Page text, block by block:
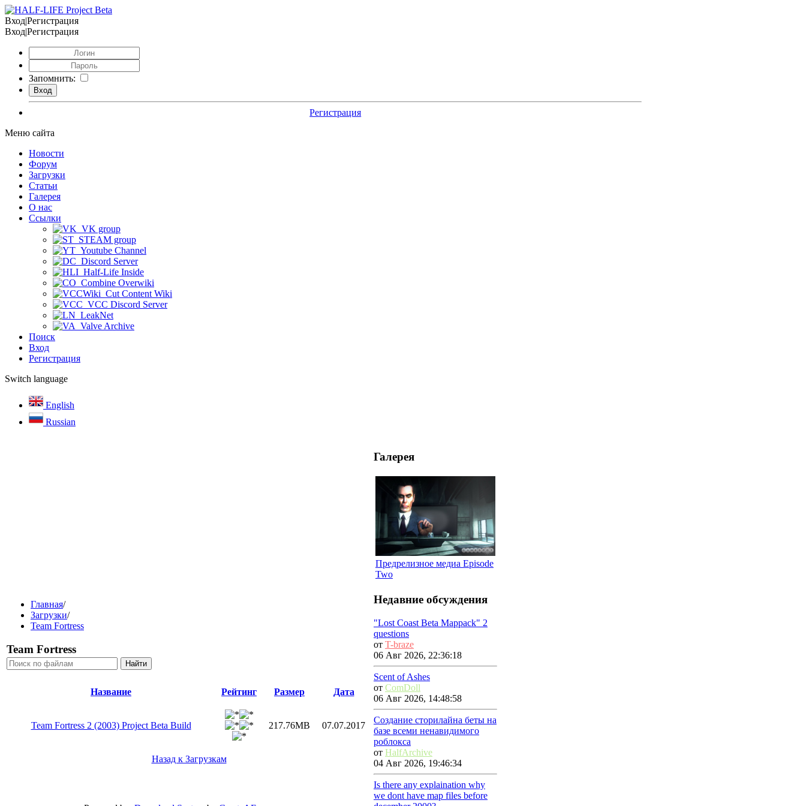
Вход|Регистрация
Вход|Регистрация
Запомнить:
Регистрация
Меню сайта
Новости
Форум
Загрузки
Статьи
Галерея
О нас
Ссылки
VK group
STEAM group
Youtube Channel
Discord Server
Half-Life Inside
Combine Overwiki
Cut Content Wiki
VCC Discord Server
LeakNet
Valve Archive
Поиск
Вход
Регистрация
Switch language
English
Russian
Главная/
Загрузки/
Team Fortress
Team Fortress
Название Рейтинг Размер Дата
Team Fortress 2 (2003) Project Beta Build 217.76MB 07.07.2017
Назад к Загрузкам
Галерея
Предрелизное медиа Episode
Two
Недавние обсуждения
"Lost Coast Beta Mappack" 2
questions
от T-braze
06 Авг 2026, 22:36:18
Scent of Ashes
от ComDoll
06 Авг 2026, 14:48:58
Создание сторилайна беты на
базе всеми ненавидимого
роблокса
от HalfArchive
04 Авг 2026, 19:46:34
Is there any explaination why
we dont have map files before